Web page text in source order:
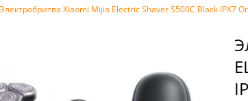
Электробритва Xiaomi Mijia Electric Shaver S500C Black IPX7